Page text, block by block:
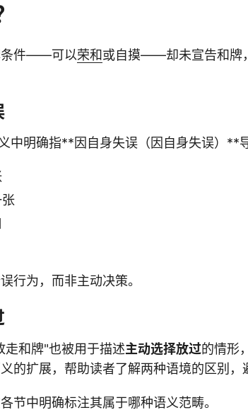
条件——可以荣和或自摸——却未宣告和牌
中明确指**因自身失误（因自身失误）**
行为，而非主动决策。
走和牌"也被用于描述主动选择放过的情形
的扩展，帮助读者了解两种语境的区别，
节中明确标注其属于哪种语义范畴。